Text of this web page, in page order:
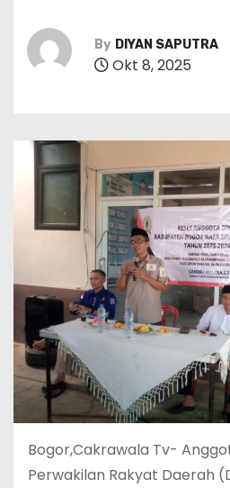
By DIYAN SAPUTRA
Okt 8, 2025
Bogor,Cakrawala Tv-
Perwakilan Rakyat Daerah